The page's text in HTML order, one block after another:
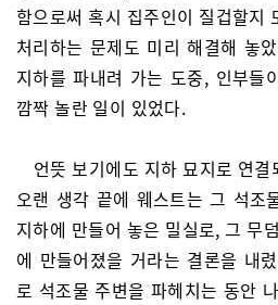
함으로써 혹시 집주인이 질겁할지
처리하는 문제도 미리 해결해 놓
지하를 파내려 가는 도중, 인부들
깜짝 놀란 일이 있었다.
언뜻 보기에도 지하 묘지로 연
오랜 생각 끝에 웨스트는 그 석조
지하에 만들어 놓은 밀실로, 그 무
에 만들어졌을 거라는 결론을 내
로 석조물 주변을 파헤치는 동안